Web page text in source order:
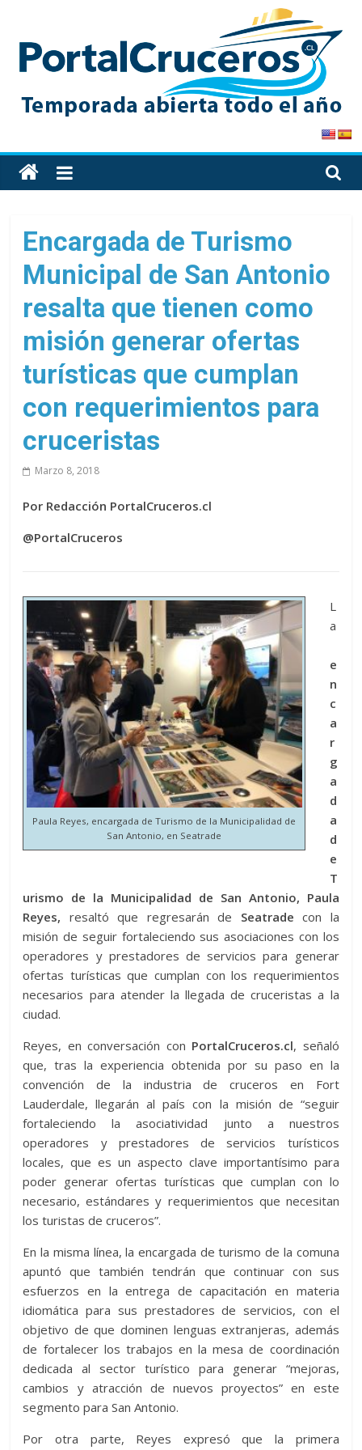
content
PortalCruceros
Toda
la
de
cruceros
en
un
solo
Encargada de Turismo
Municipal de San Antonio
resalta que tienen como
misión generar ofertas
turísticas que cumplan
con requerimientos para
cruceristas
Marzo 8, 2018
Por Redacción PortalCruceros.cl
@PortalCruceros
Paula Reyes, encargada de Turismo de la Municipalidad de
San Antonio, en Seatrade
L
a
e
n
c
a
r
g
a
d
a
d
e
T
urismo de la Municipalidad de San Antonio, Paula
Reyes, resaltó que regresarán de Seatrade con la
misión de seguir fortaleciendo sus asociaciones con los
operadores y prestadores de servicios para generar
ofertas turísticas que cumplan con los requerimientos
necesarios para atender la llegada de cruceristas a la
ciudad.
Reyes, en conversación con PortalCruceros.cl, señaló
que, tras la experiencia obtenida por su paso en la
convención de la industria de cruceros en Fort
Lauderdale, llegarán al país con la misión de “seguir
fortaleciendo la asociatividad junto a nuestros
operadores y prestadores de servicios turísticos
locales, que es un aspecto clave importantísimo para
poder generar ofertas turísticas que cumplan con lo
necesario, estándares y requerimientos que necesitan
los turistas de cruceros”.
En la misma línea, la encargada de turismo de la comuna
apuntó que también tendrán que continuar con sus
esfuerzos en la entrega de capacitación en materia
idiomática para sus prestadores de servicios, con el
objetivo de que dominen lenguas extranjeras, además
de fortalecer los trabajos en la mesa de coordinación
dedicada al sector turístico para generar “mejoras,
cambios y atracción de nuevos proyectos” en este
segmento para San Antonio.
Por otra parte, Reyes expresó que la primera